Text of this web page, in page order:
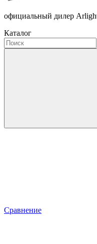
официальный дилер
Каталог
Сравнение